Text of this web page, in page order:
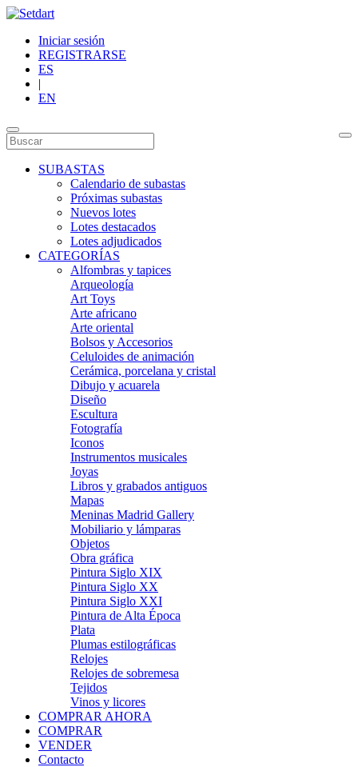
Iniciar sesión
REGISTRARSE
ES
|
EN
SUBASTAS
Calendario de subastas
Próximas subastas
Nuevos lotes
Lotes destacados
Lotes adjudicados
CATEGORÍAS
Alfombras y tapices
Arqueología
Art Toys
Arte africano
Arte oriental
Bolsos y Accesorios
Celuloides de animación
Cerámica, porcelana y cristal
Dibujo y acuarela
Diseño
Escultura
Fotografía
Iconos
Instrumentos musicales
Joyas
Libros y grabados antiguos
Mapas
Meninas Madrid Gallery
Mobiliario y lámparas
Objetos
Obra gráfica
Pintura Siglo XIX
Pintura Siglo XX
Pintura Siglo XXI
Pintura de Alta Época
Plata
Plumas estilográficas
Relojes
Relojes de sobremesa
Tejidos
Vinos y licores
COMPRAR AHORA
COMPRAR
VENDER
Contacto